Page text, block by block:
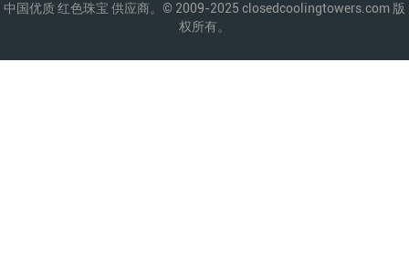
中国优质 红色珠宝 供应商。© 2009-2025 closedcoolingtowers.com 版
权所有。